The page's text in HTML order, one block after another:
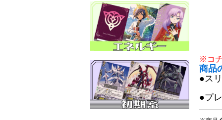
※コ
商品
●ス
●プ